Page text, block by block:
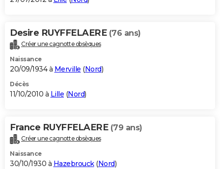
Desire RUYFFELAERE (76 ans)
Créer une cagnotte obsèques
Naissance
20/09/1934 à Merville (Nord)
Décès
11/10/2010 à Lille (Nord)
France RUYFFELAERE (79 ans)
Créer une cagnotte obsèques
Naissance
30/10/1930 à Hazebrouck(Nord)